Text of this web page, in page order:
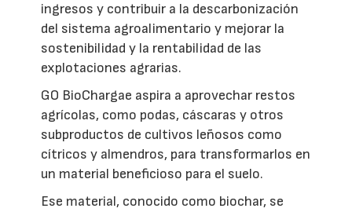
ingresos y contribuir a la descarbonización
del sistema agroalimentario y mejorar la
sostenibilidad y la rentabilidad de las
explotaciones agrarias.
GO BioChargae aspira a aprovechar restos
agrícolas, como podas, cáscaras y otros
subproductos de cultivos leñosos como
cítricos y almendros, para transformarlos en
un material beneficioso para el suelo.
Ese material, conocido como biochar, se